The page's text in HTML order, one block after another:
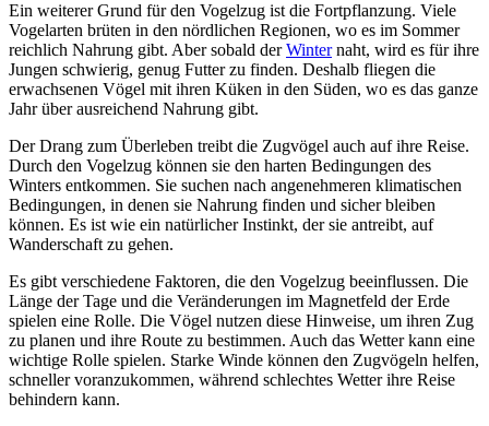
Ein weiterer Grund für den Vogelzug ist die Fortpflanzung. Viele
Vogelarten brüten in den nördlichen Regionen, wo es im Sommer
reichlich Nahrung gibt. Aber sobald derWinternaht, wird es für ihre
Jungen schwierig, genug Futter zu finden. Deshalb fliegen die
erwachsenen Vögel mit ihren Küken in den Süden, wo es das ganze
Jahr über ausreichend Nahrung gibt.
Der Drang zum Überleben treibt die Zugvögel auch auf ihre Reise.
Durch den Vogelzug können sie den harten Bedingungen des
Winters entkommen. Sie suchen nach angenehmeren klimatischen
Bedingungen, in denen sie Nahrung finden und sicher bleiben
können. Es ist wie ein natürlicher Instinkt, der sie antreibt, auf
Wanderschaft zu gehen.
Es gibt verschiedene Faktoren, die den Vogelzug beeinflussen. Die
Länge der Tage und die Veränderungen im Magnetfeld der Erde
spielen eine Rolle. Die Vögel nutzen diese Hinweise, um ihren Zug
zu planen und ihre Route zu bestimmen. Auch das Wetter kann eine
wichtige Rolle spielen. Starke Winde können den Zugvögeln helfen,
schneller voranzukommen, während schlechtes Wetter ihre Reise
behindern kann.